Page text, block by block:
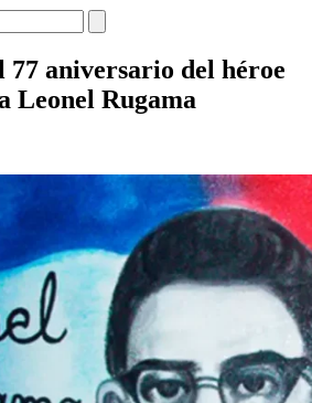
77 aniversario del héroe
Leonel Rugama